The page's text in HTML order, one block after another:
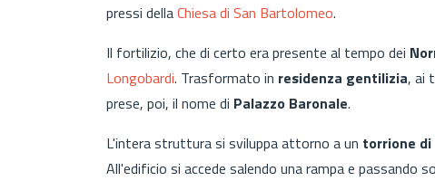
pressi dellaChiesa di San Bartolomeo.
Il fortilizio, che di certo era presente al tempo dei
Longobardi. Trasformato in residenza gentilizia, ai
prese, poi, il nome di Palazzo Baronale.
L'intera struttura si sviluppa attorno a un torrione
All'edificio si accede salendo una rampa e passando